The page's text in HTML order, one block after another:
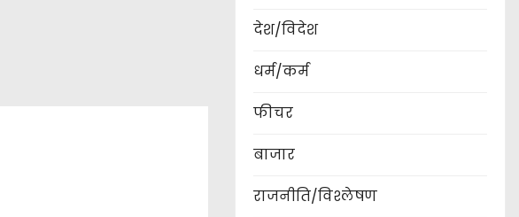
देश/विदेश
धर्म/कर्म
फीचर
बाजार
राजनीति/विश्लेषण